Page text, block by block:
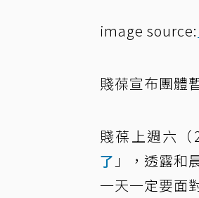
image source:
賤葆宣布團體
賤葆上週六
了 」，透露和
一天一定要面